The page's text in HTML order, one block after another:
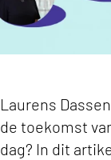
Laurens
de toekomst
dag? In dit